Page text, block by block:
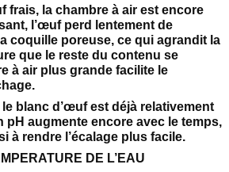
frais, la chambre à air est encore
l’œuf perd lentement de
coquille poreuse, ce qui agrandit la
que le reste du contenu se
à air plus grande facilite le
le blanc d’œuf est déjà relativement
pH augmente encore avec le temps,
à rendre l’écalage plus facile.
DE L’EAU